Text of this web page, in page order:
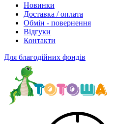
Новинки
Доставка / оплата
Обмін - повернення
Відгуки
Контакти
Для благодійних фондів